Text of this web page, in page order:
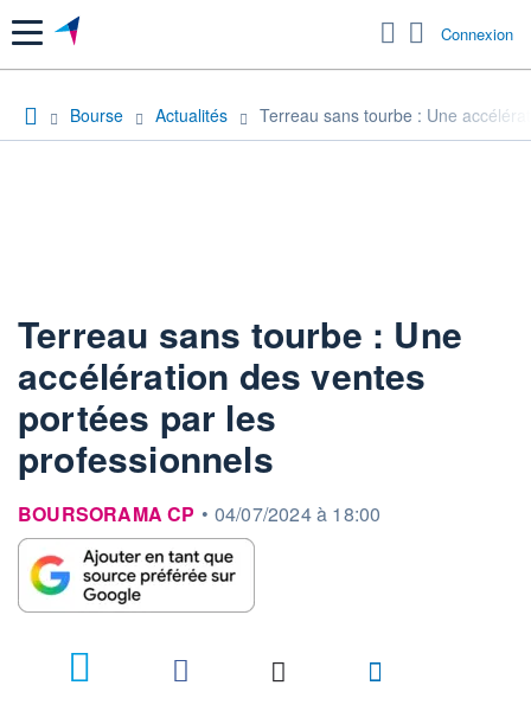
Menu Connexion
Bourse Actualités Terreau sans tourbe : Une
Terreau sans tourbe : Une
accélération des ventes
portées par les
professionnels
information fournie par
BOURSORAMA CP • 04/07/2024 à 18:00